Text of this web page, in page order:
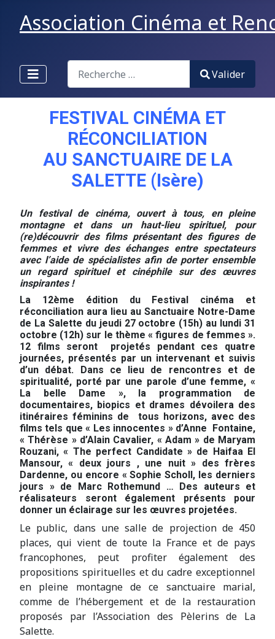
Association Cinéma et
Valider
Type 2 or more characters for results.
Valider
FESTIVAL CINÉMA ET
RÉCONCILIATION
AU SANCTUAIRE DE LA
SALETTE (Isère)
Un festival de cinéma, ouvert à tous, en pleine
montagne et dans un haut-lieu spirituel, pour
(re)découvrir des films présentant des figures de
femmes et vivre des échanges entre spectateurs
avec l’aide de spécialistes afin de porter ensemble
un regard spirituel et cinéphile sur des œuvres
inspirantes !
La 12ème édition du Festival cinéma et
réconciliation aura lieu au Sanctuaire Notre-Dame
de La Salette du jeudi 27 octobre (15h) au lundi 31
octobre (12h) sur le thème « figures de femmes ».
12 films seront projetés pendant ces quatre
journées, présentés par un intervenant et suivis
d’un débat. Dans ce lieu de rencontres et de
spiritualité, porté par une parole d’une femme, «
La belle Dame », la programmation de
documentaires, biopics et drames dévoilera des
itinéraires féminins de tous horizons, avec des
films tels que « Les innocentes » d’Anne Fontaine,
« Thérèse » d’Alain Cavalier, « Adam » de Maryam
Rouzani, « The perfect Candidate » de Haifaa El
Mansour, « deux jours , une nuit » des frères
Dardenne, ou encore « Sophie Scholl, les derniers
jours » de Marc Rothemund … Des auteurs et
réalisateurs seront également présents pour
donner un éclairage sur les œuvres projetées.
Le public, dans une salle de projection de 450
places, qui vient de toute la France et de pays
francophones, peut profiter également des
propositions spirituelles et du cadre exceptionnel
en pleine montagne de ce sanctuaire marial,
comme de l’hébergement et de la restauration
proposés par l’Association des Pèlerins de La
Salette.